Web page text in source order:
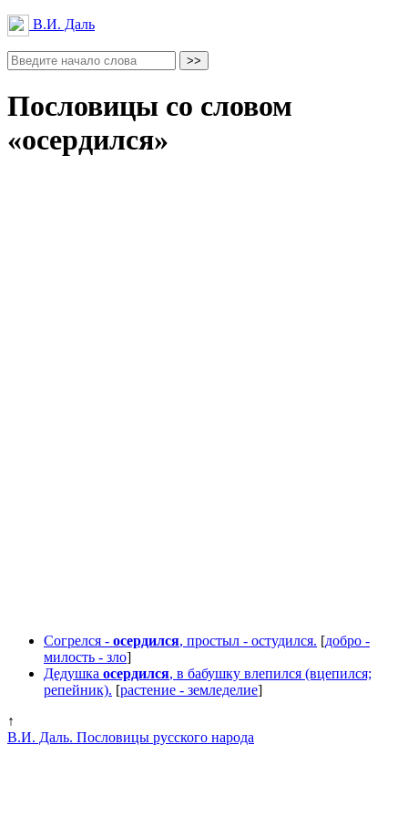
В.И. Даль
Пословицы со словом
«осердился»
Согрелся - осердился, простыл - остудился. [добро -
милость - зло]
Дедушка осердился, в бабушку влепился (вцепился;
репейник). [растение - земледелие]
↑
В.И. Даль. Пословицы русского народа